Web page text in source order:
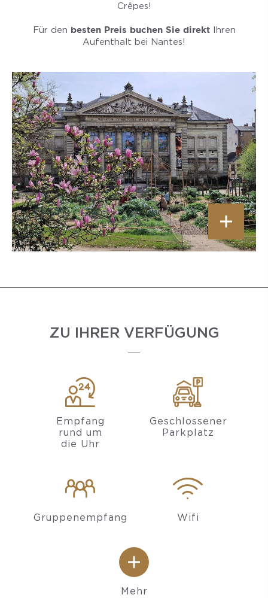
Crêpes!
Für den besten Preis buchen Sie direktIhren
Aufenthalt bei Nantes!
ZU IHRER VERFÜGUNG
Empfang
rund um
die Uhr
Geschlossener
Parkplatz
Gruppenempfang Wifi
Mehr